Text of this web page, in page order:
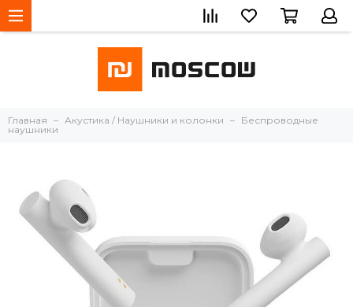
Главная Акустика / Наушники и колонки
Беспроводные
наушники